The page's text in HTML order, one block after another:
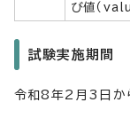
び値（
試験実施期間
令和8年2月3日か